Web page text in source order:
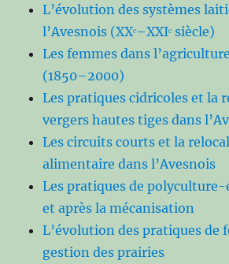
L’évolution des systèmes
l’Avesnois (XXᵉ–XXIᵉ siècle)
Les femmes dans
(1850–2000)
Les pratiques cidricoles et la
vergers hautes tiges dans
Les circuits courts et la
alimentaire dans l’Avesnois
Les pratiques de polyculture-
et après la mécanisation
L’évolution des pratiques de
gestion des prairies